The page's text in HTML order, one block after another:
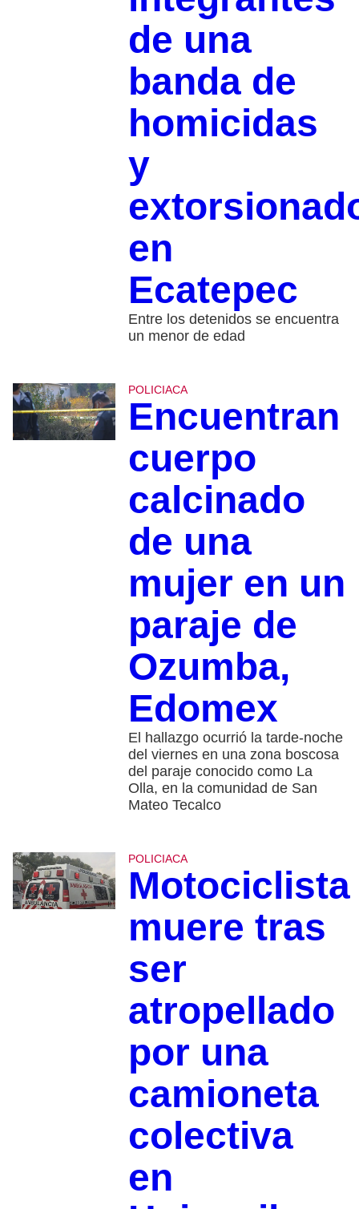
de una
banda de
homicidas
y
en
Ecatepec
Entre los detenidos se encuentra
un menor de edad
POLICIACA
Encuentran
cuerpo
calcinado
de una
mujer en un
paraje de
Ozumba,
Edomex
El hallazgo ocurrió la tarde-noche
del viernes en una zona boscosa
del paraje conocido como La
Olla, en la comunidad de San
Mateo Tecalco
POLICIACA
Motociclista
muere tras
ser
atropellado
por una
camioneta
colectiva
en